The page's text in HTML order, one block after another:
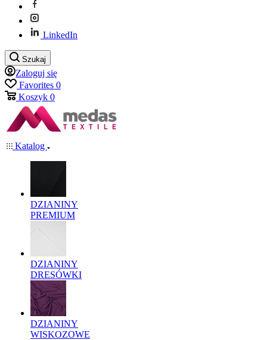
LinkedIn
Szukaj
Zaloguj się
Favorites 0
Koszyk 0
Katalog
DZIANINY
PREMIUM
DZIANINY
DRESÓWKI
DZIANINY
WISKOZOWE